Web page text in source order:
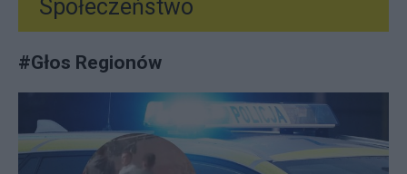
Społeczeństwo
#Głos Regionów